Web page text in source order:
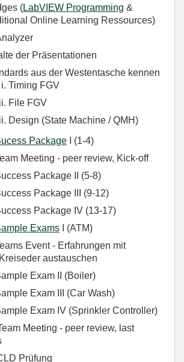
(LabVIEW Programming &
Online Learning Ressources)
der Präsentationen
aus der Westentasche kennen
Timing FGV
File FGV
Design (State Machine / QMH)
Package I (1-4)
Meeting - peer review, Kick-off
Package II (5-8)
Package III (9-12)
Package IV (13-17)
Exams I (ATM)
Event - Erfahrungen mit
austauschen
Exam II (Boiler)
Exam III (Car Wash)
Exam IV (Sprinkler Controller)
Meeting - peer review, last
Prüfung